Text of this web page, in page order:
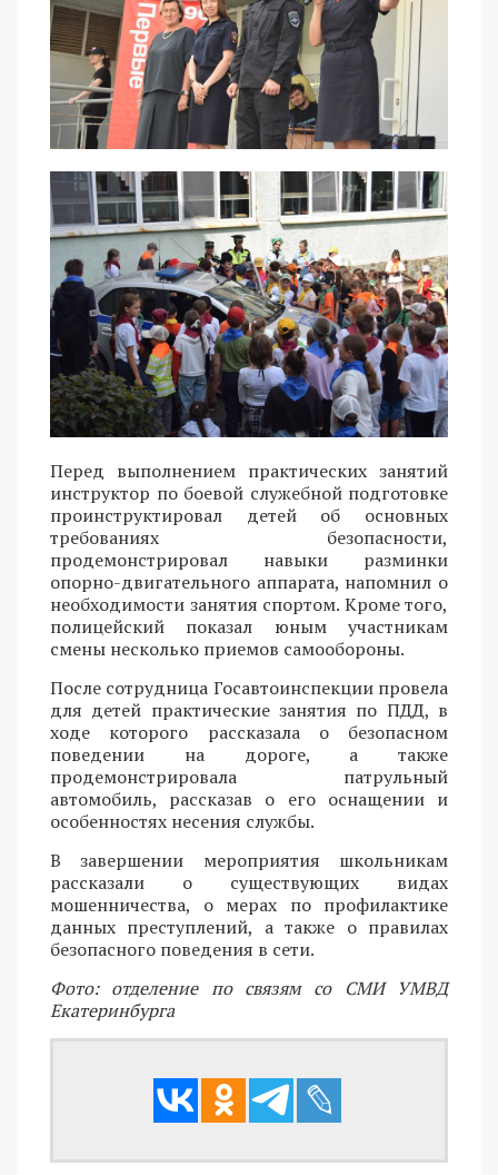
Перед выполнением практических занятий
инструктор по боевой служебной подготовке
проинструктировал детей об основных
требованиях безопасности,
продемонстрировал навыки разминки
опорно-двигательного аппарата, напомнил о
необходимости занятия спортом. Кроме того,
полицейский показал юным участникам
смены несколько приемов самообороны.
После сотрудница Госавтоинспекции провела
для детей практические занятия по ПДД, в
ходе которого рассказала о безопасном
поведении на дороге, а также
продемонстрировала патрульный
автомобиль, рассказав о его оснащении и
особенностях несения службы.
В завершении мероприятия школьникам
рассказали о существующих видах
мошенничества, о мерах по профилактике
данных преступлений, а также о правилах
безопасного поведения в сети.
Фото: отделение по связям со СМИ УМВД
Екатеринбурга